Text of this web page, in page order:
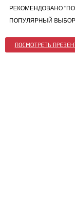
РЕКОМЕНДОВАНО
ПОПУЛЯРНЫЙ
ПОСМОТРЕТЬ